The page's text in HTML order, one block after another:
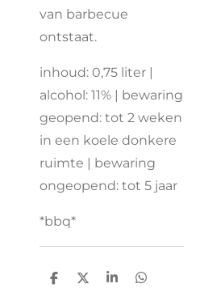
van barbecue
ontstaat.
inhoud: 0,75 liter |
alcohol: 11% | bewaring
geopend: tot 2 weken
in een koele donkere
ruimte | bewaring
ongeopend: tot 5 jaar
*bbq*
D
D
S
D